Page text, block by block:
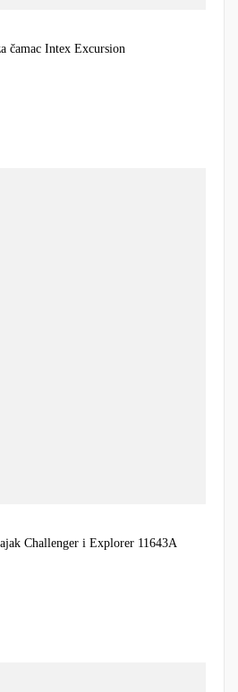
čamac Intex Excursion
Challenger i Explorer 11643A